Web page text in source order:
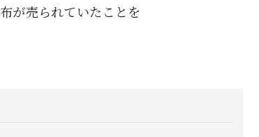
が売られていたことを